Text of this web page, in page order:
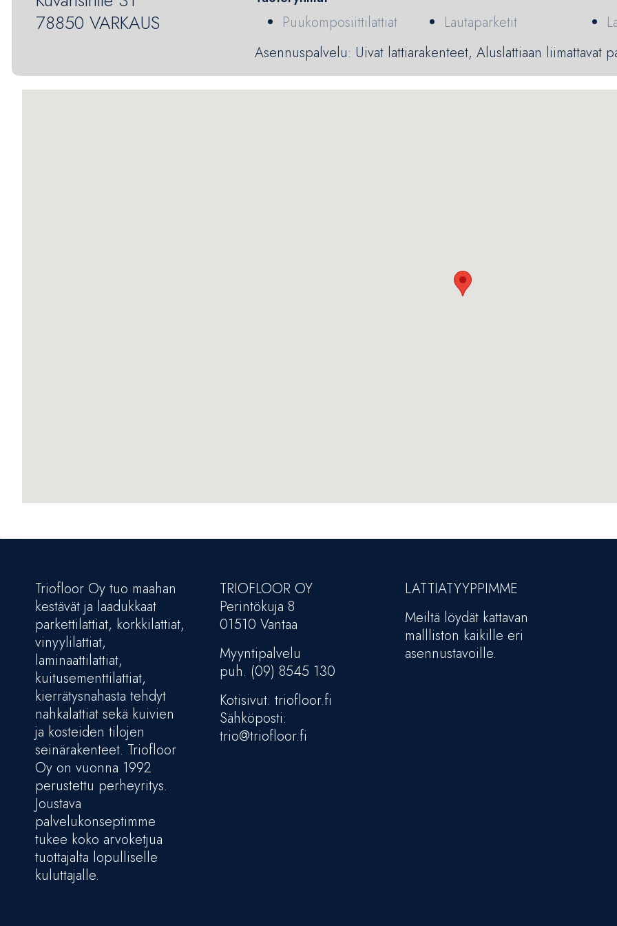
78850 VARKAUS
Puukomposiittilattiat Lautaparketit
Asennuspalvelu: Uivat lattiarakenteet, Aluslattiaan liimattavat
Triofloor Oy tuo maahan
kestävät ja laadukkaat
parkettilattiat, korkkilattiat,
vinyylilattiat,
laminaattilattiat,
kuitusementtilattiat,
kierrätysnahasta tehdyt
nahkalattiat sekä kuivien
ja kosteiden tilojen
seinärakenteet. Triofloor
Oy on vuonna 1992
perustettu perheyritys.
Joustava
palvelukonseptimme
tukee koko arvoketjua
tuottajalta lopulliselle
kuluttajalle.
TRIOFLOOR OY
Perintökuja 8
01510 Vantaa
Myyntipalvelu
puh. (09) 8545 130
Kotisivut: triofloor.fi
Sähköposti:
trio@triofloor.fi
LATTIATYYPPIMME
Meiltä löydät kattavan
mallliston kaikille eri
asennustavoille.